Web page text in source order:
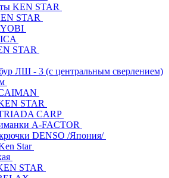
KEN STAR
STAR
STAR
ЛШ - 3 (с центральным сверлением)
STAR
CARP
A-FACTOR
DENSO /Япония/
Star
STAR